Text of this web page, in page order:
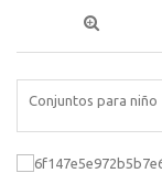
Conjuntos para niño